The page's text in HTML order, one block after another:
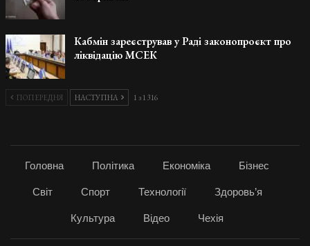
Кабмін зареєстрував у Раді законопроєкт про
ліквідацію МСЕК
ПОПЕРЕДНЯ НАСТУПНА 1 з 1 316
Головна Політика Економіка Бізнес
Світ Спорт Технології Здоровь’я
Культура Відео Чехія